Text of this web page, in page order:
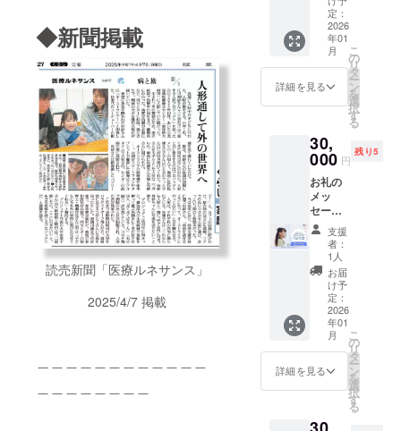
◆新聞掲載
読売新聞「医療ルネサンス」
2025/4/7 掲載
た部活動的
イベント
「forティー
ジェクト」
います。
また小児病
棟の活動の
ほか、年３
回会報「ぷ
くぷくつう
しん」を発
行、学会や
研究会での
活動発表、
ボランティ
ア講習会、
地域や病院
必ず備
考欄に
希望さ
れるお
ご記入
くださ
る旅の
まとめ
動画の
エンド
ロール
（もし
に、支
援者様
のお名
前
（ニッ
クネー
ム）を
掲載し
ます。
・掲載
方法：
文字の
み ・支
援時、
必ず備
希望さ
れるお
のメッ
セージ
＋活動
報告書
（PDF
）】 感
て、お
礼の
メッ
セージ
をお送
りしま
す。
【お名
前掲
載】
2025年
7月〜
2026年
6月に実
施され
る旅の
まとめ
ドロー
ルに名
前載り
ます
（希望
者の
み） ＋
旅する
カー３
枚（デ
ザイン
はお楽
しみ
に！）
【お礼
のメッ
セージ
＋活動
報告書
（PDF
）】 感
謝の気
持ちを
込め
て、お
をお送
定：
2026
年01
月
詳細を見る
こ
の
リ
タ
ー
ン
を
選
択
す
る
30,
000 円
残り5
お礼の
メッ
セージ
＋活動
報告書
（PDF
） ＋動
画エン
ドロー
ルに名
前載り
ます
（希望
者の
み） ＋
旅する
カー３
支援
者：
1人
お届
け予
定：
2026
年01
月
詳細を見る
こ
の
リ
タ
ー
ン
を
選
択
す
る